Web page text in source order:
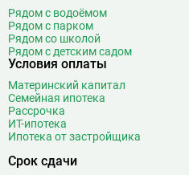
Рядом с водоёмом
Рядом с парком
Рядом со школой
Рядом с детским садом
Условия оплаты
Материнский капитал
Семейная ипотека
Рассрочка
ИТ-ипотека
Ипотека от застройщика
Срок сдачи